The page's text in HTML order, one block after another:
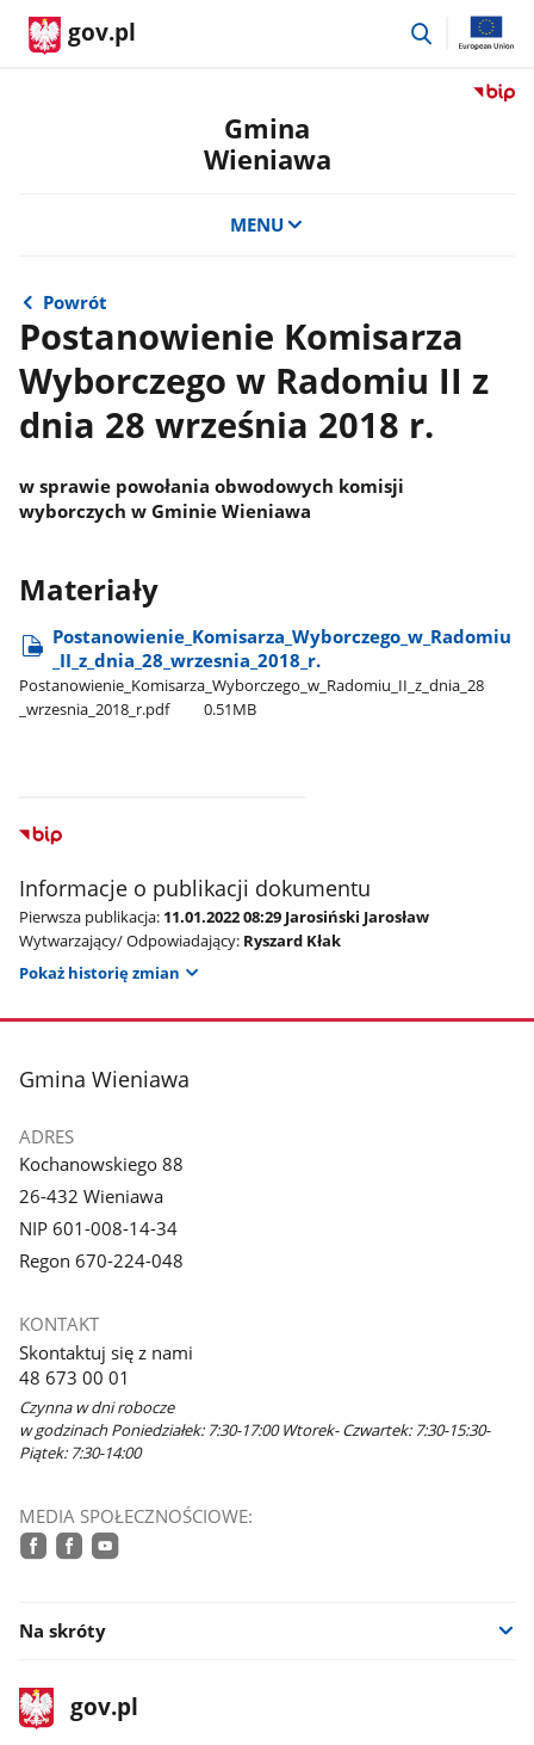
gov.pl
przejdź
Przejdź
Gmina
Wieniawa
MENU
Powrót
Postanowienie Komisarza
Wyborczego w Radomiu II z
dnia 28 września 2018 r.
w sprawie powołania obwodowych komisji
wyborczych w Gminie Wieniawa
Materiały
Postanowienie​_Komisarza​_Wyborczego​_w​_Radomiu​
_II​_z​_dnia​_28​_wrzesnia​_2018​_r.
Postanowienie​_Komisarza​_Wyborczego​_w​_Radomiu​_II​_z​_dnia​_28​
_wrzesnia​_2018​_r.pdf
0.51MB
Informacje o publikacji dokumentu
Pierwsza publikacja: 11.01.2022 08:29 Jarosiński Jarosław
Wytwarzający/ Odpowiadający: Ryszard Kłak
Pokaż historię zmian
stopka
Gmina Wieniawa
ADRES
Kochanowskiego 88
26-432 Wieniawa
NIP 601-008-14-34
Regon 670-224-048
KONTAKT
Skontaktuj się z nami
48 673 00 01
Czynna w dni robocze
w godzinach Poniedziałek: 7:30-17:00 Wtorek- Czwartek: 7:30-15:30-
Piątek: 7:30-14:00
MEDIA SPOŁECZNOŚCIOWE:
Na skróty
stopka
gov.plStrona
gov.pl